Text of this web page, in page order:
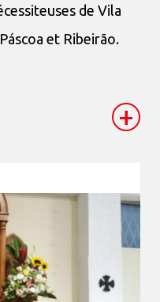
de Vila
et Ribeirão.
+